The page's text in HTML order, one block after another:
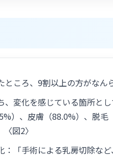
ころ、9割以上の方がなん
、変化を感じている箇所と
）、皮膚（88.0%）、脱
図2〉
：「手術による乳房切除な